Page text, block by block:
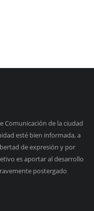
Comunicación de la ciudad
esté bien informada, a
de expresión y por
es aportar al desarrollo
postergado